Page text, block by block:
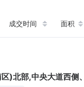
成交时间 面积
)北部,中央大道西侧